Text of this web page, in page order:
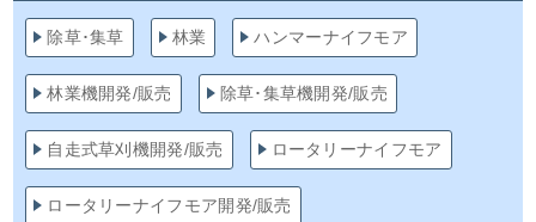
除草･集草 林業 ハンマーナイフモア
林業機開発/販売 除草･集草機開発/販売
自走式草刈機開発/販売 ロータリーナイフモア
ロータリーナイフモア開発/販売